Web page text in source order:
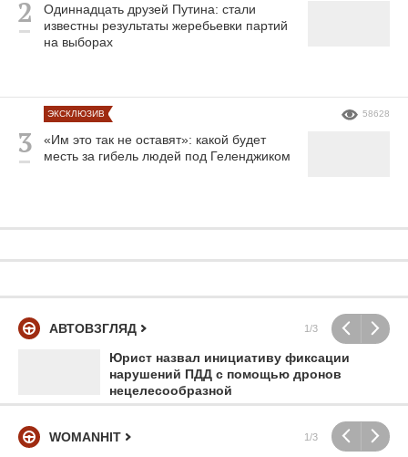
Одиннадцать друзей Путина: стали
известны результаты жеребьевки партий
на выборах
«Им это так не оставят»: какой будет
месть за гибель людей под Геленджиком
ЭКСКЛЮЗИВ 58628
АВТОВЗГЛЯД 1/3
Юрист назвал инициативу фиксации
нарушений ПДД с помощью дронов
нецелесообразной
WOMANHIT 1/3